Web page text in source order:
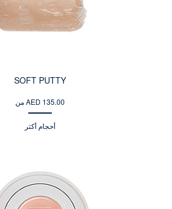
SOFT PUTTY
من AED 135.00
أحجام أكثر